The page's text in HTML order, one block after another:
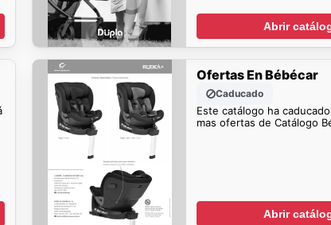
Abrir
Ofertas En Bébécar
Caducado
Este catálogo ha
mas ofertas de Catálogo
Abrir